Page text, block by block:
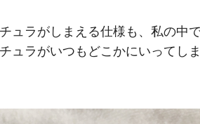
ュラがしまえる仕様も、私の中
ュラがいつもどこかにいってし